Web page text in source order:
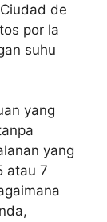
de
por la
suhu
yang
yang
atau 7